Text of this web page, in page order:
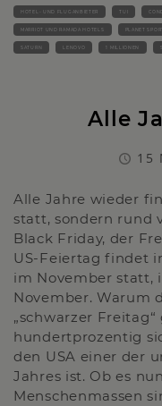
HOTEL- UND FLUGANBIETER TUI
MARRIOT UND RAMADA HOTELS PLANET
SATURN LENOVO 1 MILLIONEN
Alle
15
Alle Jahre wieder
statt, sondern rund
Black Friday, der
US-Feiertag findet
im November statt,
November. Warum
„schwarzer
hundertprozentig
den USA einer der
Jahres ist. Ob es
Menschenmassen